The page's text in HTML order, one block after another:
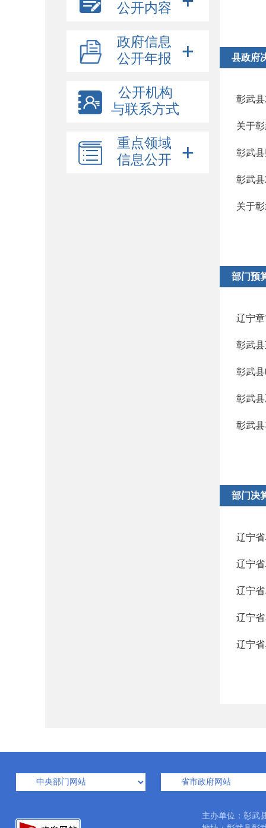
公开内容
政府信息
公开年报
公开机构
与联系方式
重点领域
信息公开
县政府
彰武
关于
彰武
彰武
关于
部门预
辽宁
彰武
彰武
彰武
彰武
部门决
辽宁
辽宁
辽宁
辽宁
辽宁
主办单位：彰